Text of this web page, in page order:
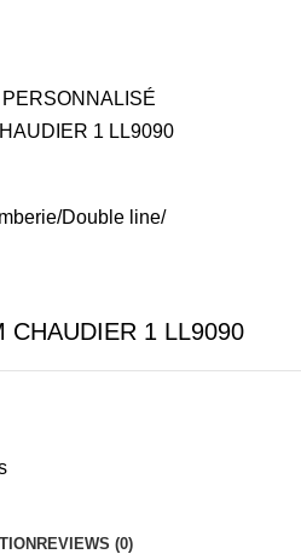
Double line
CHAUDIER 1 LL9090
REVIEWS (0)